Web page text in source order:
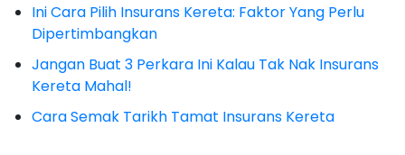
Ini Cara Pilih Insurans Kereta: Faktor Yang Perlu
Dipertimbangkan
Jangan Buat 3 Perkara Ini Kalau Tak Nak Insurans
Kereta Mahal!
Cara Semak Tarikh Tamat Insurans Kereta